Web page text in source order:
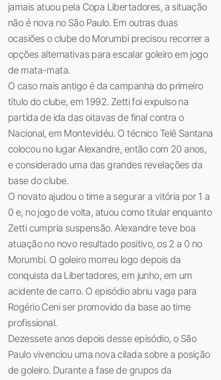
jamais atuou pela Copa Libertadores, a situação
não é nova no São Paulo. Em outras duas
ocasiões o clube do Morumbi precisou recorrer a
opções alternativas para escalar goleiro em jogo
de mata-mata.
O caso mais antigo é da campanha do primeiro
título do clube, em 1992. Zetti foi expulso na
partida de ida das oitavas de final contra o
Nacional, em Montevidéu. O técnico Telê Santana
colocou no lugar Alexandre, então com 20 anos,
e considerado uma das grandes revelações da
base do clube.
O novato ajudou o time a segurar a vitória por 1 a
0 e, no jogo de volta, atuou como titular enquanto
Zetti cumpria suspensão. Alexandre teve boa
atuação no novo resultado positivo, os 2 a 0 no
Morumbi. O goleiro morreu logo depois da
conquista da Libertadores, em junho, em um
acidente de carro. O episódio abriu vaga para
Rogério Ceni ser promovido da base ao time
profissional.
Dezessete anos depois desse episódio, o São
Paulo vivenciou uma nova cilada sobre a posição
de goleiro. Durante a fase de grupos da